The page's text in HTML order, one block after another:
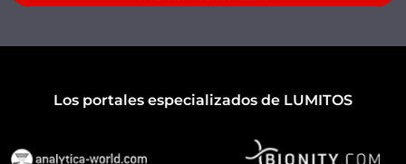
Los portales especializados de LUMITOS